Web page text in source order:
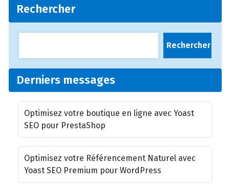
Rechercher
Rechercher
Derniers messages
Optimisez votre boutique en ligne avec Yoast
SEO pour PrestaShop
Optimisez votre Référencement Naturel avec
Yoast SEO Premium pour WordPress